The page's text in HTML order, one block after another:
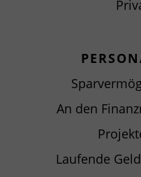
An den
Laufende